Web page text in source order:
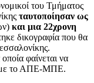
του Τμήματος
ταυτοποίησαν ως
και μια 22χρονη
δικογραφία που θα
φαίνεται να
με το ΑΠΕ-ΜΠΕ.